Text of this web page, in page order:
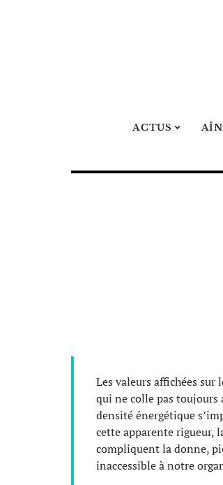
ACTUS
Les valeurs affichées sur
qui ne colle pas toujours
densité énergétique
cette apparente rigueur,
compliquent la donne,
inaccessible à notre